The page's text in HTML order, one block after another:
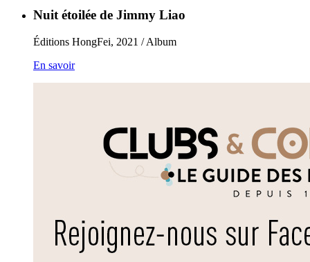
Nuit étoilée de Jimmy Liao
Éditions HongFei, 2021 / Album
En savoir